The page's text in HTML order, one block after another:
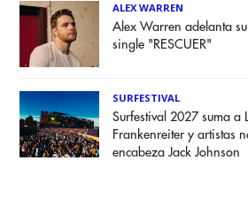
ALEX WARREN
Alex Warren adelanta
single "RESCUER"
SURFESTIVAL
Surfestival 2027 suma a
Frankenreiter y artistas
encabeza Jack Johnson